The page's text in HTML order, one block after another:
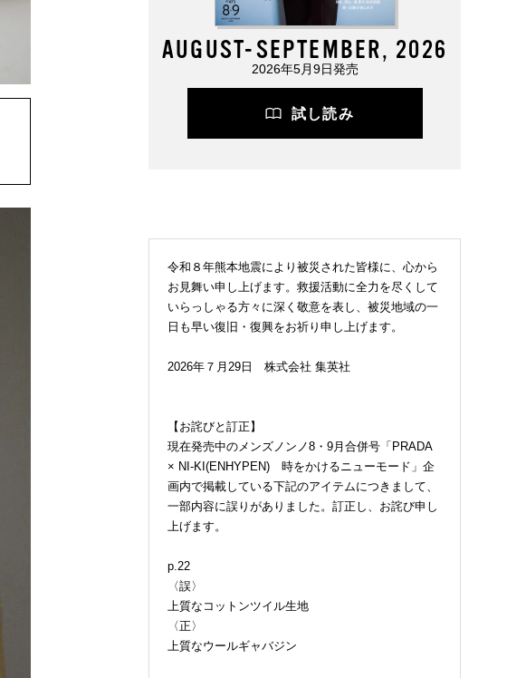
AUGUST-SEPTEMBER, 2026
2026年5月9日発売
試し読み
令和８年熊本地震により被災された皆様に、心から
お見舞い申し上げます。救援活動に全力を尽くして
いらっしゃる方々に深く敬意を表し、被災地域の一
日も早い復旧・復興をお祈り申し上げます。
2026年７月29日 株式会社 集英社
【お詫びと訂正】
現在発売中のメンズノンノ8・9月合併号「PRADA
× NI-KI(ENHYPEN) 時をかけるニューモード」企
画内で掲載している下記のアイテムにつきまして、
一部内容に誤りがありました。訂正し、お詫び申し
上げます。
p.22
〈誤〉
上質なコットンツイル生地
〈正〉
上質なウールギャバジン